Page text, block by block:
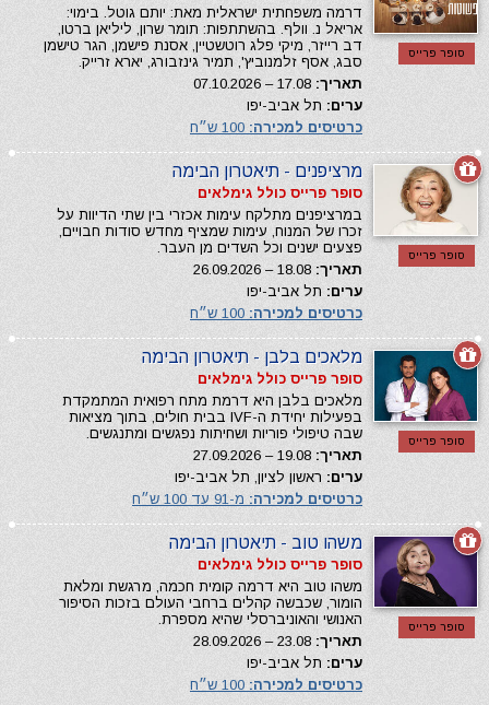
סופר פרייס
דרמה משפחתית ישראלית מאת: יותם גוטל. בימוי:
אריאל נ. וולף. בהשתתפות: תומר שרון, ליליאן ברטו,
דב רייזר, מיקי פלג רוטשטיין, אסנת פישמן, הגר טישמן
סבג, אסף זלמנוביץ', תמיר גינזבורג, יארא זרייק.
תאריך:
ערים: תל אביב-יפו
כרטיסים למכירה:
סופר פרייס
מרציפנים - תיאטרון הבימה
סופר פרייס כולל גימלאים
במרציפנים מתלקח עימות אכזרי בין שתי הדיוות על
זכרו של המנוח, עימות שמציף מחדש סודות חבויים,
פצעים ישנים וכל השדים מן העבר.
תאריך:
ערים: תל אביב-יפו
כרטיסים למכירה:
סופר פרייס
מלאכים בלבן - תיאטרון הבימה
סופר פרייס כולל גימלאים
מלאכים בלבן היא דרמת מתח רפואית המתמקדת
בפעילות יחידת ה-IVF בבית חולים, בתוך מציאות
שבה טיפולי פוריות ושחיתות נפגשים ומתנגשים.
תאריך:
ערים: ראשון לציון, תל אביב-יפו
כרטיסים למכירה: מ-91 עד 100 ש״ח
סופר פרייס
משהו טוב - תיאטרון הבימה
סופר פרייס כולל גימלאים
משהו טוב היא דרמה קומית חכמה, מרגשת ומלאת
הומור, שכבשה קהלים ברחבי העולם בזכות הסיפור
האנושי והאוניברסלי שהיא מספרת.
תאריך:
ערים: תל אביב-יפו
כרטיסים למכירה: